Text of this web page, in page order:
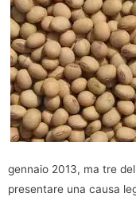
gennaio 2013, ma tre
presentare una causa